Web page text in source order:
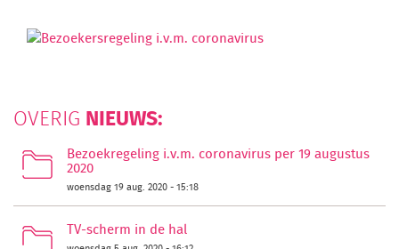
OVERIG NIEUWS:
Bezoekregeling i.v.m. coronavirus per 19 augustus
2020
woensdag 19 aug. 2020 - 15:18
TV-scherm in de hal